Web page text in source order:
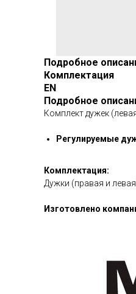
Подробное
Комплектация
EN
Подробное
Комплект дужек
Регулируемые
Комплектация:
Дужки (правая и
Изготовлено